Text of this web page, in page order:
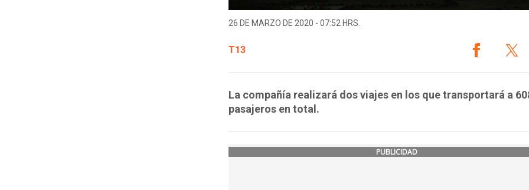
26 DE MARZO DE 2020 - 07:52 HRS.
T13
La compañía realizará dos viajes en los que transportará a
pasajeros en total.
PUBLICIDAD